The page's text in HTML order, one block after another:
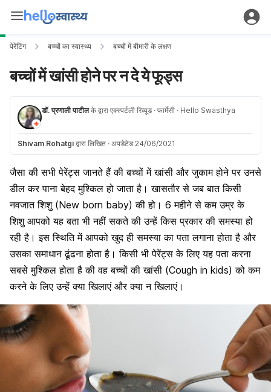
पेरेंटिंग बच्चों का स्वास्थ्य बच्चों में बीमारी के लक्षण
बच्चों में खांसी होने पर न दे ये फूड्स
डॉ. प्रणाली पाटीलके द्वारा एक्स्पर्टली रिव्यूड · फार्मेसी · Hello Swasthya
Shivam Rohatgi द्वारा लिखित · अपडेटेड 24/06/2021
जैसा की सभी पेरेंट्स जानते हैं की बच्चों मेंखांसी और जुकामहोने पर उनसे
डील कर पाना बेहद मुश्किल हो जाता है। खासतौर से जब बात किसी
नवजात शिशु (New born baby) की हो। 6 महीने से कम उम्र के
शिशु आपको यह बता भी नहीं सकते की उन्हें किस प्रकार की समस्या हो
रही है। इस स्थिति में आपको खुद ही समस्या का पता लगाना होता है और
उसका समाधान ढूंढना होता है। किसी भी पेरेंट्स के लिए यह पता करना
सबसे मुश्किल होता है की वह बच्चों की खांसी (Cough in kids) को कम
करने के लिए उन्हें क्या खिलाएं और क्या न खिलाएं।